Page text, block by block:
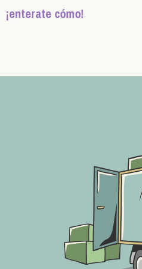
¡enterate cómo!